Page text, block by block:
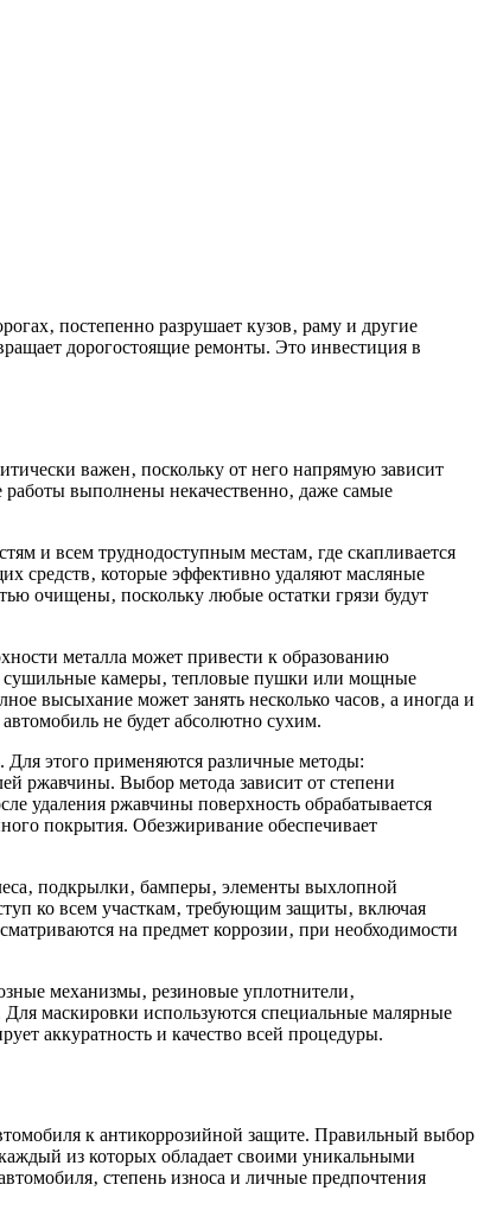
постепенно разрушает кузов‚ раму и другие
дорогостоящие ремонты. Это инвестиция в
важен‚ поскольку от него напрямую зависит
выполнены некачественно‚ даже самые
и всем труднодоступным местам‚ где скапливается
средств‚ которые эффективно удаляют масляные
очищены‚ поскольку любые остатки грязи будут
металла может привести к образованию
сушильные камеры‚ тепловые пушки или мощные
высыхание может занять несколько часов‚ а иногда и
не будет абсолютно сухим.
Для этого применяются различные методы:
ржавчины. Выбор метода зависит от степени
удаления ржавчины поверхность обрабатывается
покрытия. Обезжиривание обеспечивает
подкрылки‚ бамперы‚ элементы выхлопной
ко всем участкам‚ требующим защиты‚ включая
на предмет коррозии‚ при необходимости
механизмы‚ резиновые уплотнители‚
маскировки используются специальные малярные
аккуратность и качество всей процедуры.
к антикоррозийной защите. Правильный выбор
из которых обладает своими уникальными
степень износа и личные предпочтения